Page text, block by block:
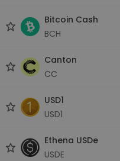
Bitcoin Cash
BCH
Canton
CC
USD1
USD1
Ethena USDe
USDE